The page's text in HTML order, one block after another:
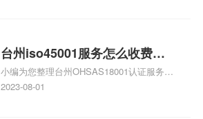
台州iso45001服务怎么收费，
台州iso45001认证服务怎么收
费
小编为您整理台州OHSAS18001认证服务中
心哪家收费便宜、台州ISO9000认证，哪个
2023-08-01